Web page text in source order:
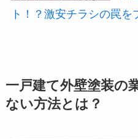
ト！？激安チラシの罠を
一戸建て外壁塗装の
ない方法とは？